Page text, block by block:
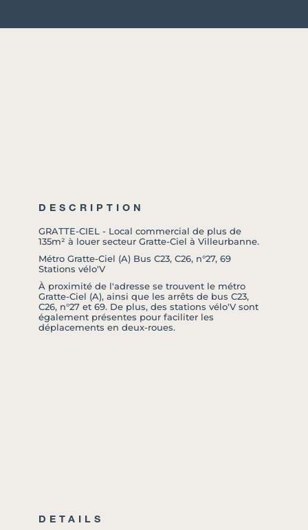
DESCRIPTION
GRATTE-CIEL - Local commercial de plus de
135m² à louer secteur Gratte-Ciel à Villeurbanne.
Métro Gratte-Ciel (A) Bus C23, C26, n°27, 69
Stations vélo'V
À proximité de l'adresse se trouvent le métro
Gratte-Ciel (A), ainsi que les arrêts de bus C23,
C26, n°27 et 69. De plus, des stations vélo'V sont
également présentes pour faciliter les
déplacements en deux-roues.
DETAILS